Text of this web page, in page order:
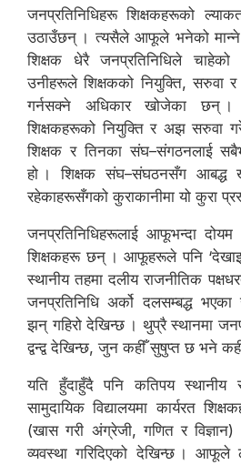
जनप्रतिनिधिहरू शिक्षकहरूको
उठाउँछन् । त्यसैले आफूले भनेको
शिक्षक धेरै जनप्रतिनिधिले
उनीहरूले शिक्षकको नियुक्ति, सरुवा
गर्नसक्ने अधिकार खोजेका छन् ।
शिक्षकहरूको नियुक्ति र अझ सरुवा
शिक्षक र तिनका संघ–संगठनलाई
हो । शिक्षक संघ–संघठनसँग आबद्ध
रहेकाहरूसँगको कुराकानीमा यो कुरा
जनप्रतिनिधिहरूलाई आफूभन्दा दोयम
शिक्षकहरू छन् । आफूहरूले पनि
स्थानीय तहमा दलीय राजनीतिक
जनप्रतिनिधि अर्को दलसम्बद्ध
झन् गहिरो देखिन्छ । थुप्रै स्थानमा
द्वन्द्व देखिन्छ, जुन कहीँ सुषुप्त छ भने
यति हुँदाहुँदै पनि कतिपय स्थानीय
सामुदायिक विद्यालयमा कार्यरत
(खास गरी अंग्रेजी, गणित र विज्ञान)
व्यवस्था गरिदिएको देखिन्छ । आफूले